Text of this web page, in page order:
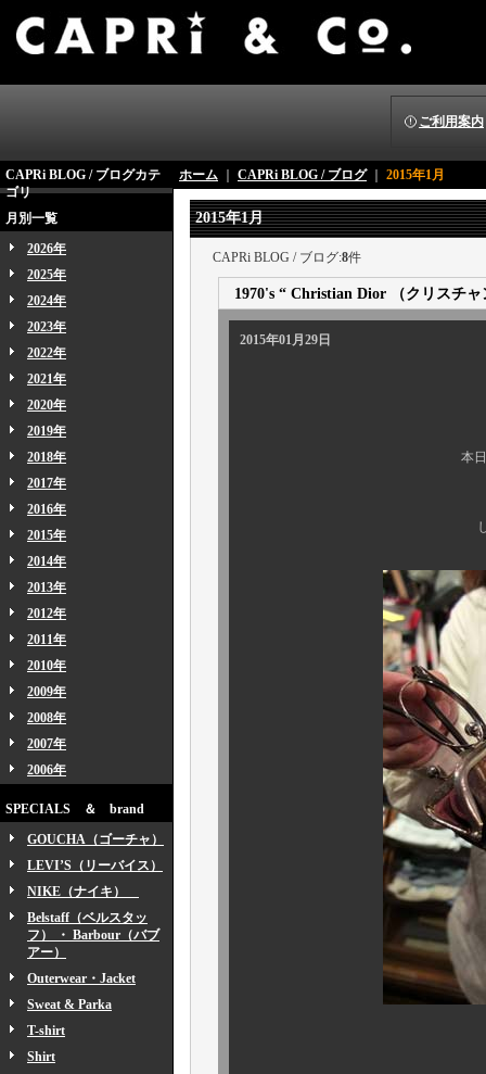
ご利用案内
CAPRi BLOG / ブログカテ
ゴリ
月別一覧
2026年
2025年
2024年
2023年
2022年
2021年
2020年
2019年
2018年
2017年
2016年
2015年
2014年
2013年
2012年
2011年
2010年
2009年
2008年
2007年
2006年
SPECIALS ＆ brand
GOUCHA（ゴーチャ）
LEVI’S（リーバイス）
NIKE（ナイキ）
Belstaff（ベルスタッ
フ） ・ Barbour（バブ
アー）
Outerwear・Jacket
Sweat & Parka
T-shirt
Shirt
ホーム CAPRi BLOG / ブログ｜ 2015年1月
2015年1月
CAPRi BLOG / ブログ:8件
1970's “ Christian Dior （クリスチ
2015年01月29日
本日もデザイナーズ
しかも、ちょっと